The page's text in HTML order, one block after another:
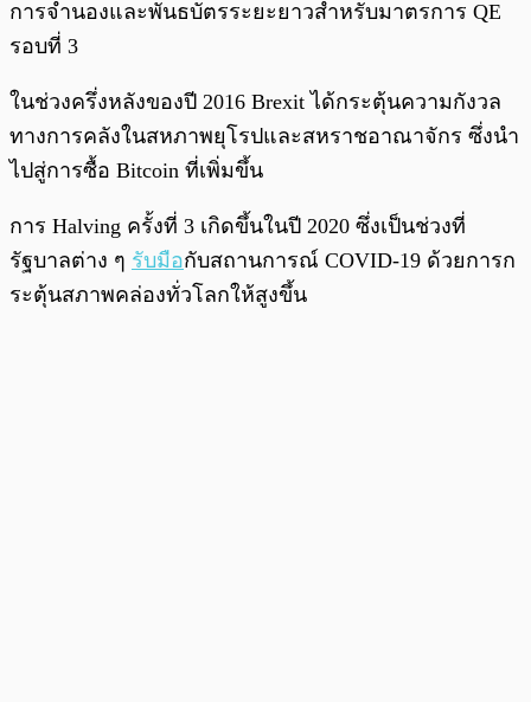
การจำนองและพันธบัตรระยะยาวสำหรับมาตรการ QE
รอบที่ 3
ในช่วงครึ่งหลังของปี 2016 Brexit ได้กระตุ้นความกังวล
ทางการคลังในสหภาพยุโรปและสหราชอาณาจักร ซึ่งนำ
ไปสู่การซื้อ Bitcoin ที่เพิ่มขึ้น
การ Halving ครั้งที่ 3 เกิดขึ้นในปี 2020 ซึ่งเป็นช่วงที่
รัฐบาลต่าง ๆ รับมือกับสถานการณ์ COVID-19 ด้วยการก
ระตุ้นสภาพคล่องทั่วโลกให้สูงขึ้น